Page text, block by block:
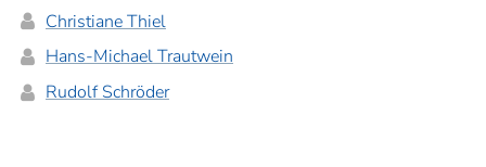
Christiane Thiel
Hans-Michael Trautwein
Rudolf Schröder